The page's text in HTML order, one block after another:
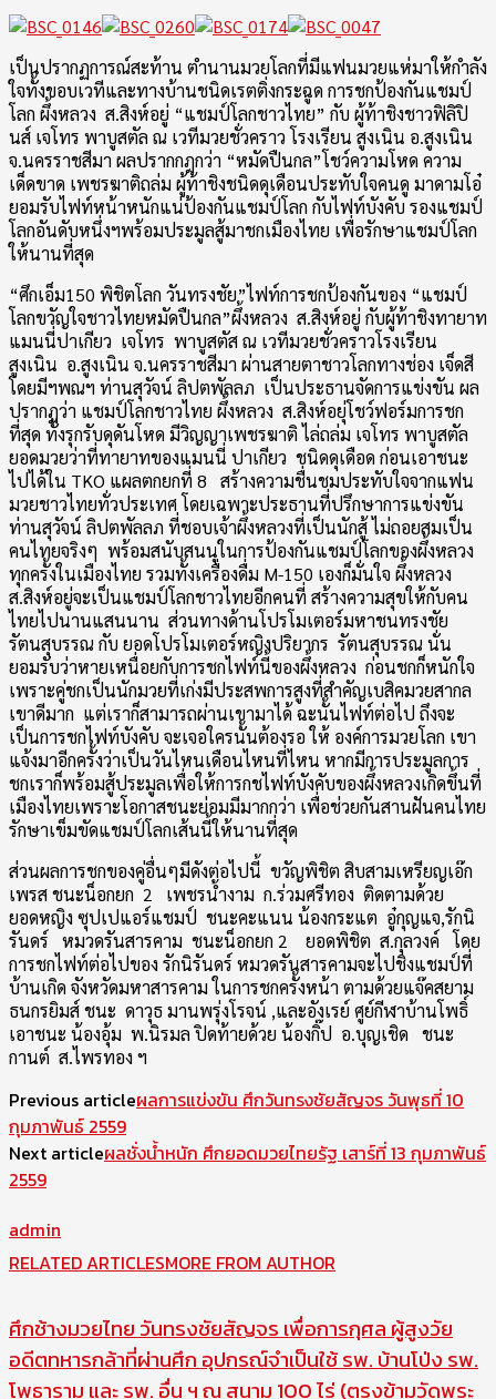
เป็นปรากฏการณ์สะท้าน ตำนานมวยโลกที่มีแฟนมวยแห่มาให้กำลัง
ใจทั้งขอบเวทีและทางบ้านชนิดเรตติ่งกระฉูด การชกป้องกันแชมป์
โลก ผึ้งหลวง ส.สิงห์อยู่ “แชมป์โลกชาวไทย” กับ ผู้ท้าชิงชาวฟิลิปิ
นส์ เจโทร พาบูสตัล ณ เวทีมวยชั่วคราว โรงเรียน สูงเนิน อ.สูงเนิน
จ.นครราชสีมา ผลปรากกฎกว่า “หมัดปืนกล”โชว์ความโหด ความ
เด็ดขาด เพชรฆาติถล่ม ผู้ท้าชิงชนิดดุเดือนประทับใจคนดู มาดามโอ๋
ยอมรับไฟท์หน้าหนักแน่ป้องกันแชมป์โลก กับไฟท์บังคับ รองแชมป์
โลกอันดับหนึ่งฯพร้อมประมูลสู้มาชกเมืองไทย เพื่อรักษาแชมป์โลก
ให้นานที่สุด
“ศึกเอ็ม150 พิชิตโลก วันทรงชัย”ไฟท์การชกป้องกันของ “แชมป์
โลกขวัญใจชาวไทยหมัดปืนกล”ผึ้งหลวง ส.สิงห์อยู่ กับผู้ท้าชิงทายาท
แมนนี่ปาเกียว เจโทร พาบูสตัส ณ เวทีมวยชั่วคราวโรงเรียน
สูงเนิน อ.สูงเนิน จ.นครราชสีมา ผ่านสายตาชาวโลกทางช่อง เจ็ดสี
โดยมีฯพณฯ ท่านสุวัจน์ ลิปตพัลลภ เป็นประธานจัดการแข่งขัน ผล
ปรากฏว่า แชมป์โลกชาวไทย ผึ้งหลวง ส.สิงห์อยุ่โชว์ฟอร์มการชก
ที่สุด ทั้งรุกรับดุดันโหด มีวิญญาเพชรฆาติ ไล่ถล่ม เจโทร พาบูสตัล
ยอดมวยว่าที่ทายาทของแมนนี่ ปาเกียว ชนิดดุเดือด ก่อนเอาชนะ
ไปได้ใน TKO แผลตกยกที่ 8 สร้างความชื่นชมประทับใจจากแฟน
มวยชาวไทยทั่วประเทศ โดยเฉพาะประธานที่ปรึกษาการแข่งขัน
ท่านสุวัจน์ ลิปตพัลลภ ที่ชอบเจ้าผึ้งหลวงที่เป็นนักสู้ ไม่ถอยสมเป็น
คนไทยจริงๆ พร้อมสนับสนนุในการป้องกันแชมป์โลกของผึ้งหลวง
ทุกครั้งในเมืองไทย รวมทั้งเครื่องดื่ม M-150 เองก็มั่นใจ ผึ้งหลวง
ส.สิงห์อยู่จะเป็นแชมป์โลกชาวไทยอีกคนที่ สร้างความสุขให้กับคน
ไทยไปนานแสนนาน ส่วนทางด้านโปรโมเตอร์มหาชนทรงชัย
รัตนสุบรรณ กับ ยอดโปรโมเตอร์หญิงปริยากร รัตนสุบรรณ นั่น
ยอมรับว่าหายเหนื่อยกับการชกไฟท์นี้ของผึ้งหลวง ก่อนชกก็หนักใจ
เพราะคู่ชกเป็นนักมวยที่เก่งมีประสพการสูงที่สำคัญเบสิคมวยสากล
เขาดีมาก แต่เราก็สามารถผ่านเขามาได้ ฉะนั้นไฟท์ต่อไป ถึงจะ
เป็นการชกไฟท์บังคับ จะเจอใครนั้นต้องรอ ให้ องค์การมวยโลก เขา
แจ้งมาอีกครั้งว่าเป็นวันไหนเดือนไหนที่ไหน หากมีการประมูลการ
ชกเราก็พร้อมสู้ประมูลเพื่อให้การกชไฟท์บังคับของผึ้งหลวงเกิดขึ้นที่
เมืองไทยเพราะโอกาสชนะย่อมมีมากกว่า เพื่อช่วยกันสานฝันคนไทย
รักษาเข็มขัดแชมป์โลกเส้นนี้ให้นานที่สุด
ส่วนผลการชกของคู่อื่นๆมีดังต่อไปนี้ ขวัญพิชิต สิบสามเหรียญเอ๊ก
เพรส ชนะน็อกยก 2 เพชรน้ำงาม ก.ร่วมศรีทอง ติดตามด้วย
ยอดหญิง ซุปเปแอร์แชมป์ ชนะคะแนน น้องกระแต อู๋กุญแจ,รักนิ
รันดร์ หมวดรันสารคาม ชนะน็อกยก 2 ยอดพิชิต ส.กุลวงค์ โดย
การชกไฟท์ต่อไปของ รักนิรันดร์ หมวดรันสารคามจะไปชิงแชมป์ที่
บ้านเกิด จังหวัดมหาสารคาม ในการชกครั้งหน้า ตามด้วยแจ๊คสยาม
ธนกรยิมส์ ชนะ ดาวุธ มานพรุ่งโรจน์ ,และอังเรย์ ศูย์กีฬาบ้านโพธิ์
เอาชนะ น้องอุ้ม พ.นิรมล ปิดท้ายด้วย น้องกิ๊ป อ.บุญเชิด ชนะ
กานต์ ส.ไพรทอง ฯ
Previous articleผลการแข่งขัน ศึกวันทรงชัยสัญจร วันพุธที่ 10
กุมภาพันธ์ 2559
Next articleผลชั่งน้ำหนัก ศึกยอดมวยไทยรัฐ เสาร์ที่ 13 กุมภาพันธ์
2559
admin
RELATED ARTICLESMORE FROM AUTHOR
ศึกช้างมวยไทย วันทรงชัยสัญจร เพื่อการกุศล ผู้สูงวัย
อดีตทหารกล้าที่ผ่านศึก อุปกรณ์จำเป็นใช้ รพ. บ้านโป่ง รพ.
โพธาราม และ รพ. อื่น ฯ ณ สนาม 100 ไร่ (ตรงข้ามวัดพระ